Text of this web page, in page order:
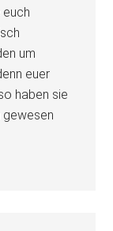
euch
um
euer
haben sie